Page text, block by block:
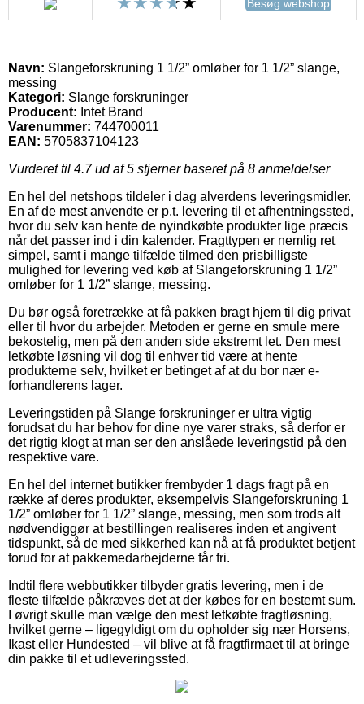
Besøg webshop
Navn: Slangeforskruning 1 1/2” omløber for 1 1/2” slange,
messing
Kategori: Slange forskruninger
Producent: Intet Brand
Varenummer: 744700011
EAN: 5705837104123
Vurderet til 4.7ud af 5 stjerner baseret på 8 anmeldelser
En hel del netshops tildeler i dag alverdens leveringsmidler.
En af de mest anvendte er p.t. levering til et afhentningssted,
hvor du selv kan hente de nyindkøbte produkter lige præcis
når det passer ind i din kalender. Fragttypen er nemlig ret
simpel, samt i mange tilfælde tilmed den prisbilligste
mulighed for levering ved køb af Slangeforskruning 1 1/2”
omløber for 1 1/2” slange, messing.
Du bør også foretrække at få pakken bragt hjem til dig privat
eller til hvor du arbejder. Metoden er gerne en smule mere
bekostelig, men på den anden side ekstremt let. Den mest
letkøbte løsning vil dog til enhver tid være at hente
produkterne selv, hvilket er betinget af at du bor nær e-
forhandlerens lager.
Leveringstiden på Slange forskruninger er ultra vigtig
forudsat du har behov for dine nye varer straks, så derfor er
det rigtig klogt at man ser den anslåede leveringstid på den
respektive vare.
En hel del internet butikker frembyder 1 dags fragt på en
række af deres produkter, eksempelvis Slangeforskruning 1
1/2” omløber for 1 1/2” slange, messing, men som trods alt
nødvendiggør at bestillingen realiseres inden et angivent
tidspunkt, så de med sikkerhed kan nå at få produktet betjent
forud for at pakkemedarbejderne får fri.
Indtil flere webbutikker tilbyder gratis levering, men i de
fleste tilfælde påkræves det at der købes for en bestemt sum.
I øvrigt skulle man vælge den mest letkøbte fragtløsning,
hvilket gerne – ligegyldigt om du opholder sig nær Horsens,
Ikast eller Hundested – vil blive at få fragtfirmaet til at bringe
din pakke til et udleveringssted.